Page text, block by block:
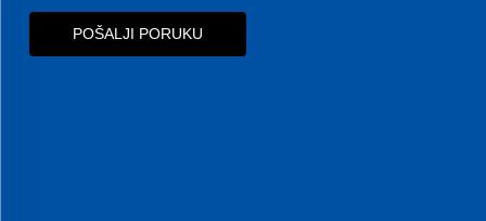
POŠALJI PORUKU